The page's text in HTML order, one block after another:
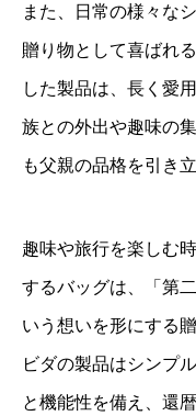
また、日常の様々な
贈り物として喜ばれ
した製品は、長く愛
族との外出や趣味の
も父親の品格を引き立
趣味や旅行を楽しむ
するバッグは、「第
いう想いを形にする
ビダの製品はシンプ
と機能性を備え、還